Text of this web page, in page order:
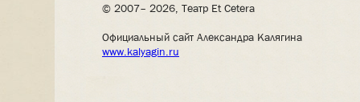
© 2007– 2026, Театр Et Cetera
Официальный сайт Александра Калягина
www.kalyagin.ru